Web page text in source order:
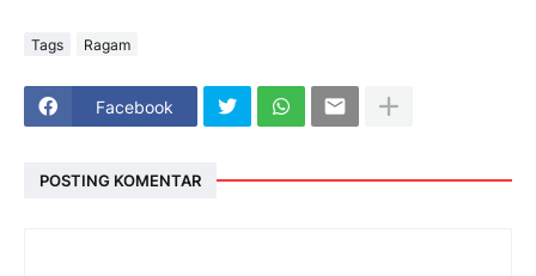
Tags Ragam
Facebook
POSTING KOMENTAR